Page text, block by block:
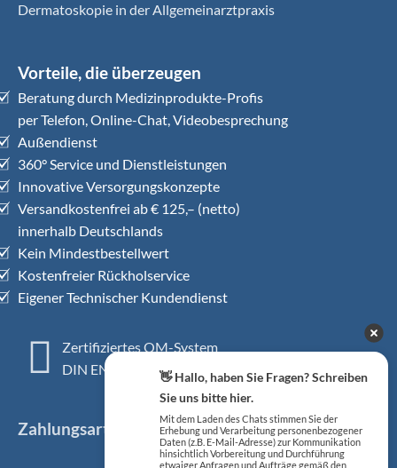
Dermatoskopie in der Allgemeinarztpraxis
Vorteile, die überzeugen
Beratung durch Medizinprodukte-Profis
per Telefon, Online-Chat, Videobesprechung
Außendienst
360° Service und Dienstleistungen
Innovative Versorgungskonzepte
Versandkostenfrei ab € 125,– (netto)
innerhalb Deutschlands
Kein Mindestbestellwert
Kostenfreier Rückholservice
Eigener Technischer Kundendienst
Zertifiziertes QM-System
DIN EN ISO 13485
Zahlungsarten
👋 Hallo, haben Sie Fragen? Schreiben
Sie uns bitte hier.
Mit dem Laden des Chats stimmen Sie der
Erhebung und Verarbeitung personenbezogener
Daten (z.B. E-Mail-Adresse) zur Kommunikation
hinsichtlich Vorbereitung und Durchführung
etwaiger Anfragen und Aufträge gemäß den